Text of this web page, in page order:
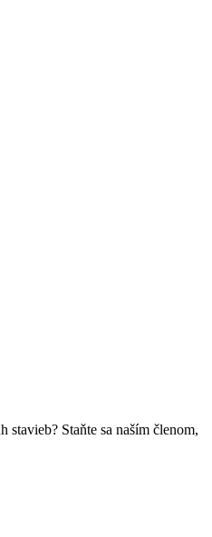
Staňte sa naším členom,